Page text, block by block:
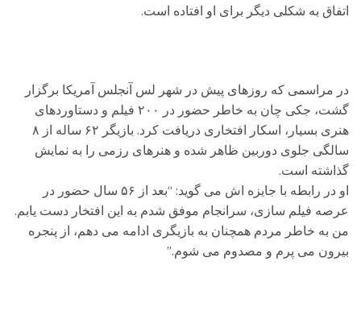
اتفاق به شکلی دیگر برای او افتاده است.
در مراسمی که روزهای پیش در شهر لس آنجلس آمریکا برگزار
گشت، جکی چان به خاطر حضور در ۲۰۰ فیلم و دستاوردهای
هنری بسیار، اسکار افتخاری دریافت کرد. بازیگر ۶۲ ساله از ۸
سالگی جلوی دوربین ظاهر شده و هنرهای رزمی را به نمایش
گذاشته است.
او در رابطه با جایزه اش می گوید: “بعد از ۵۶ سال حضور در
عرصه فیلم سازی، سرانجام موفق شدم به این افتخار دست یابم.
من به خاطر مردم همچنان به بازیگری ادامه می دهم، از پنجره
بیرون می پرم و مصدوم می شوم.”